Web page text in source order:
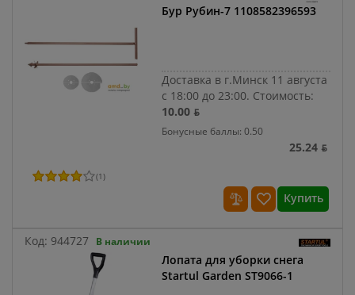
Бур Рубин-7 1108582396593
Доставка в г.Минск 11 августа
с 18:00 до 23:00. Стоимость:
10.00 ƃ
Бонусные баллы: 0.50
25.24 ƃ
(1)
Купить
Код: 944727 В наличии
Лопата для уборки снега
Startul Garden ST9066-1